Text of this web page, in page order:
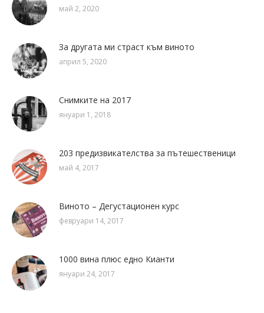
май 2, 2020
За другата ми страст към виното
април 5, 2020
Снимките на 2017
януари 1, 2018
203 предизвикателства за пътешественици
май 4, 2017
Виното – Дегустационен курс
февруари 14, 2017
1000 вина плюс едно Кианти
януари 24, 2017